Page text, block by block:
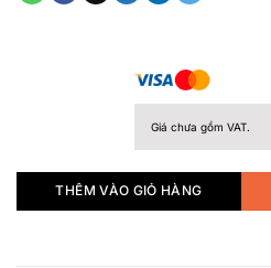
Giá chưa gồm VAT.
THÊM VÀO GIỎ HÀNG